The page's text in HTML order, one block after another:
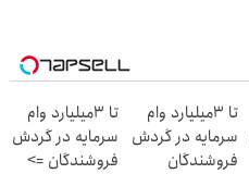
تا 3میلیارد وام
سرمایه در گردش
فروشندگان
تا 3میلیارد وام
سرمایه در گردش
فروشندگان =>